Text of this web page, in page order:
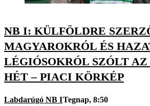
NB I: KÜLFÖLDRE
MAGYAROKRÓL ÉS
LÉGIÓSOKRÓL SZÓLT
HÉT – PIACI KÖRKÉP
Labdarúgó NB ITegnap, 8:50